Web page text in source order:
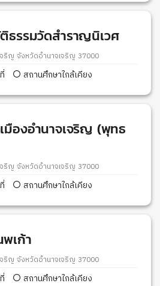
ติธรรมวัดสำราญนิเวศ
ริญ จังหวัดอำนาจเจริญ 37000
สถานศึกษาใกล้เคียง
มืองอำนาจเจริญ (พุทธ
ริญ จังหวัดอำนาจเจริญ 37000
สถานศึกษาใกล้เคียง
เก้า
ริญ จังหวัดอำนาจเจริญ 37000
สถานศึกษาใกล้เคียง